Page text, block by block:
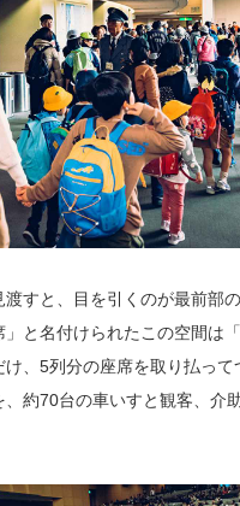
渡すと、目を引くのが最前部
」と名付けられたこの空間は
け、5列分の座席を取り払って
、約70台の車いすと観客、介